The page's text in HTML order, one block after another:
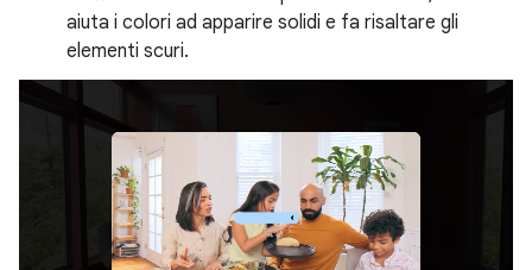
aiuta i colori ad apparire solidi e fa risaltare gli
elementi scuri.